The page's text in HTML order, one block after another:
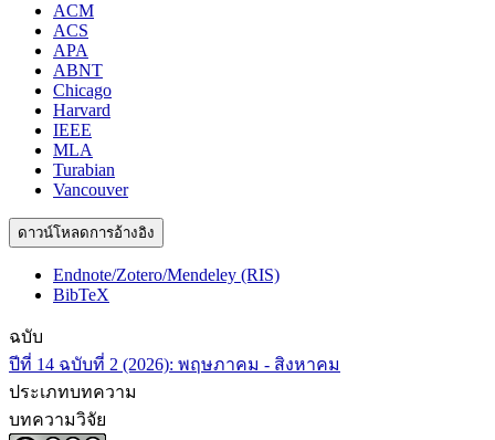
ACM
ACS
APA
ABNT
Chicago
Harvard
IEEE
MLA
Turabian
Vancouver
ดาวน์โหลดการอ้างอิง
Endnote/Zotero/Mendeley (RIS)
BibTeX
ฉบับ
ปีที่ 14 ฉบับที่ 2 (2026): พฤษภาคม - สิงหาคม
ประเภทบทความ
บทความวิจัย